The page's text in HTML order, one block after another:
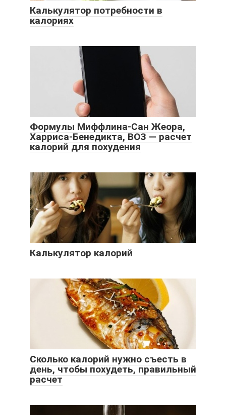
Калькулятор потребности в
калориях
Формулы Миффлина-Сан Жеора,
Харриса-Бенедикта, ВОЗ — расчет
калорий для похудения
Калькулятор калорий
Сколько калорий нужно съесть в
день, чтобы похудеть, правильный
расчет